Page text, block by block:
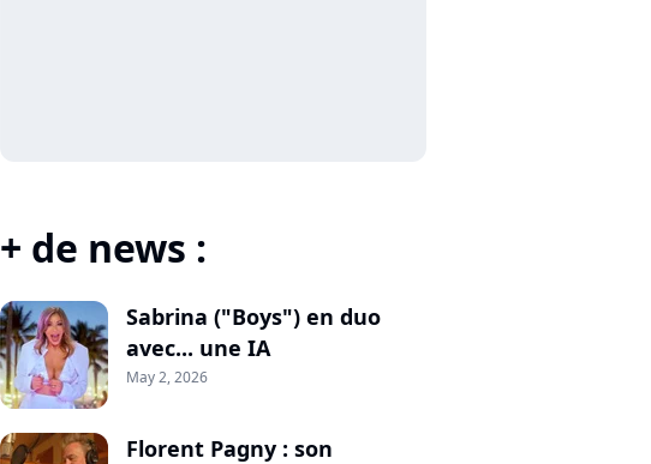
+ de news :
Sabrina ("Boys") en duo
avec... une IA
May 2, 2026
Florent Pagny : son